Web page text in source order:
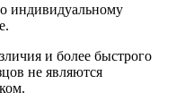
индивидуальному
и более быстрого
не являются